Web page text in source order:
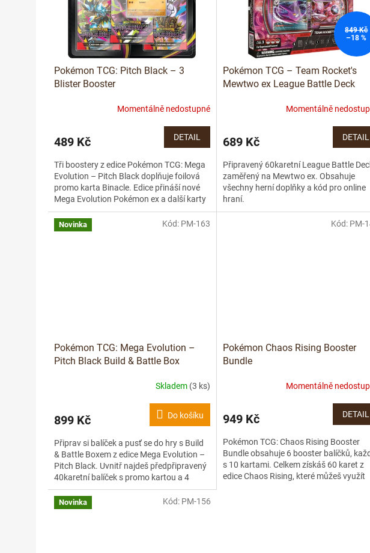
Pokémon TCG: Pitch Black – 3
Blister Booster
Momentálně nedostupné
489 Kč DETAIL
Tři boostery z edice Pokémon TCG: Mega
Evolution – Pitch Black doplňuje foilová
promo karta Binacle. Edice přináší nové
Mega Evolution Pokémon ex a další karty
inspirované...
849 Kč
–18 %
Pokémon TCG – Team Rocket's
Mewtwo ex League Battle Deck
Momentálně
689 Kč DETAIL
Připravený 60karetní League Battle
zaměřený na Mewtwo ex. Obsahuje
všechny herní doplňky a kód pro online
hraní.
Novinka
Pokémon TCG: Mega Evolution –
Pitch Black Build & Battle Box
Skladem (3 ks)
899 Kč Do košíku
Připrav si balíček a pusť se do hry s Build
& Battle Boxem z edice Mega Evolution –
Pitch Black. Uvnitř najdeš předpřipravený
40karetní balíček s promo kartou a 4
boostery...
Kód: PM-163
Pokémon Chaos Rising Booster
Bundle
Momentálně
949 Kč DETAIL
Pokémon TCG: Chaos Rising Booster
Bundle obsahuje 6 booster balíčků,
s 10 kartami. Celkem získáš 60 karet z
edice Chaos Rising, které můžeš využít
Kód: PM-
Novinka Kód: PM-156